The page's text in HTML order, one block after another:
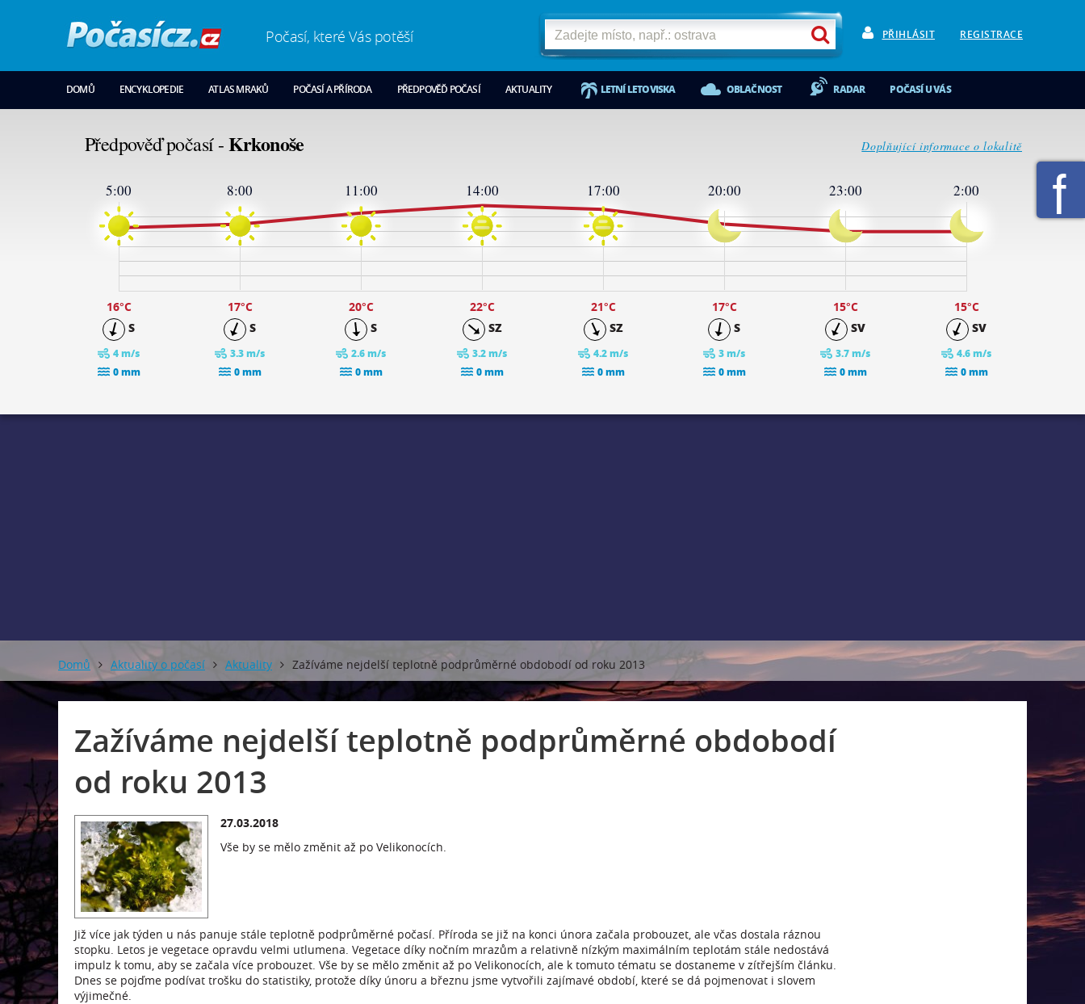
Počasí, které Vás potěší PŘIHLÁSIT REGISTRACE
DOMŮ ENCYKLOPEDIE ATLAS MRAKŮ POČASÍ A PŘÍRODA PŘEDPOVĚĎ POČASÍ AKTUALITY LETNÍ LETOVISKA OBLAČNOST RADAR POČASÍ U VÁS
Předpověď počasí -Krkonoše Doplňující informace o lokalitě
5:00
16°C
S
4 m/s
0 mm
8:00
17°C
S
3.3 m/s
0 mm
11:00
20°C
S
2.6 m/s
0 mm
14:00
22°C
SZ
3.2 m/s
0 mm
17:00
21°C
SZ
4.2 m/s
0 mm
20:00
17°C
S
3 m/s
0 mm
23:00
15°C
SV
3.7 m/s
0 mm
2:00
15°C
SV
4.6 m/s
0 mm
23
19
15
Domů Aktuality o počasí Aktuality Zažíváme nejdelší teplotně podprůměrné obdobodí od roku 2013
Zažíváme nejdelší teplotně podprůměrné obdobodí
od roku 2013
27.03.2018
Vše by se mělo změnit až po Velikonocích.
Již více jak týden u nás panuje stále teplotně podprůměrné počasí. Příroda se již na konci února začala probouzet, ale včas dostala ráznou
stopku. Letos je vegetace opravdu velmi utlumena. Vegetace díky nočním mrazům a relativně nízkým maximálním teplotám stále nedostává
impulz k tomu, aby se začala více probouzet. Vše by se mělo změnit až po Velikonocích, ale k tomuto tématu se dostaneme v zítřejším článku.
Dnes se pojďme podívat trošku do statistiky, protože díky únoru a březnu jsme vytvořili zajímavé období, které se dá pojmenovat i slovem
výjimečné.